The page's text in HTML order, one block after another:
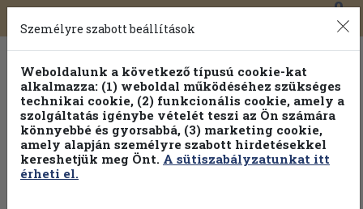
Toggle
navigation
0
Személyre szabott beállítások
Weboldalunk a következő típusú cookie-kat
alkalmazza: (1) weboldal működéséhez szükséges
technikai cookie, (2) funkcionális cookie, amely a
szolgáltatás igénybe vételét teszi az Ön számára
könnyebbé és gyorsabbá, (3) marketing cookie,
amely alapján személyre szabott hirdetésekkel
kereshetjük meg Önt. A sütiszabályzatunkat itt
érheti el.